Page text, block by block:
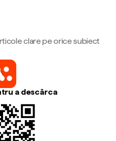
clare pe orice subiect
a descărca